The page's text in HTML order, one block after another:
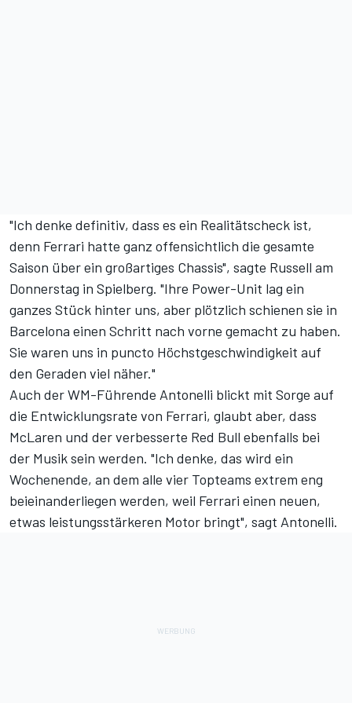
"Ich denke definitiv, dass es ein Realitätscheck ist,
denn Ferrari hatte ganz offensichtlich die gesamte
Saison über ein großartiges Chassis", sagte Russell am
Donnerstag in Spielberg. "Ihre Power-Unit lag ein
ganzes Stück hinter uns, aber plötzlich schienen sie in
Barcelona einen Schritt nach vorne gemacht zu haben.
Sie waren uns in puncto Höchstgeschwindigkeit auf
den Geraden viel näher."
Auch der WM-Führende Antonelli blickt mit Sorge auf
die Entwicklungsrate von Ferrari, glaubt aber, dass
McLaren und der verbesserte Red Bull ebenfalls bei
der Musik sein werden. "Ich denke, das wird ein
Wochenende, an dem alle vier Topteams extrem eng
beieinanderliegen werden, weil Ferrari einen neuen,
etwas leistungsstärkeren Motor bringt", sagt Antonelli.